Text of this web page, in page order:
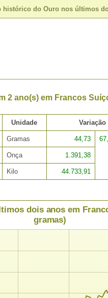
histórico do Ouro nos últimos
2 ano(s) em Francos
Unidade Variação
Gramas 44,73
Onça 1.391,38
Kilo 44.733,91
dois anos em
gramas)